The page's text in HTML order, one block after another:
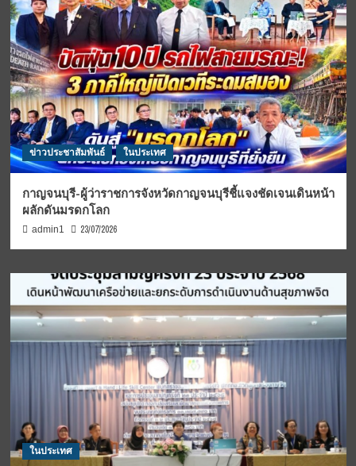
ข่าวประชาสัมพันธ์ ในประเทศ
กาญจนบุรี-ผู้ว่าราชการจังหวัดกาญจนบุรีชี้แจงชัดเจนเดินหน้า
ผลักดันมรดกโลก
admin1 23/07/2026
ในประเทศ